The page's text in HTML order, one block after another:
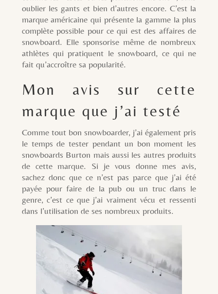
oublier les gants et bien d’autres encore. C’est la
marque américaine qui présente la gamme la plus
complète possible pour ce qui est des affaires de
snowboard. Elle sponsorise même de nombreux
athlètes qui pratiquent le snowboard, ce qui ne
fait qu’accroître sa popularité.
Mon avis sur cette
marque que j’ai testé
Comme tout bon snowboarder, j’ai également pris
le temps de tester pendant un bon moment les
snowboards Burton mais aussi les autres produits
de cette marque. Si je vous donne mes avis,
sachez donc que ce n’est pas parce que j’ai été
payée pour faire de la pub ou un truc dans le
genre, c’est ce que j’ai vraiment vécu et ressenti
dans l’utilisation de ses nombreux produits.